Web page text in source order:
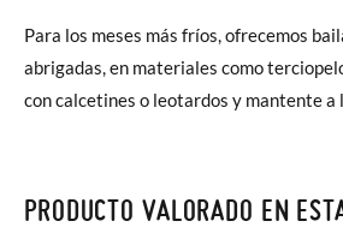
Para los meses más fríos, ofrecemos
abrigadas, en materiales como
con calcetines o leotardos y mantente a
PRODUCTO VALORADO EN